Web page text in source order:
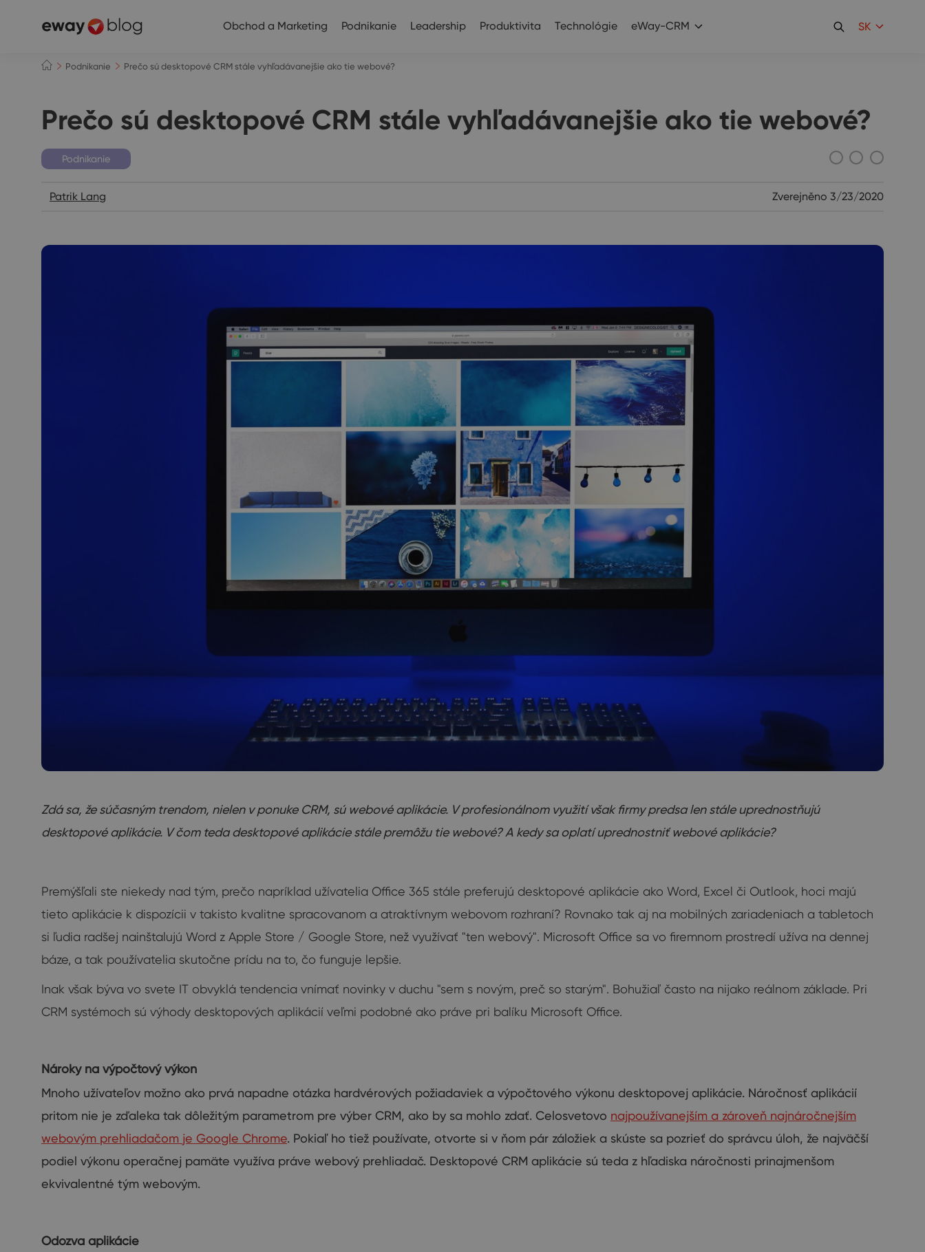
Obchod a Marketing Podnikanie Leadership Produktivita Technológie eWay-CRM SK
Podnikanie Prečo sú desktopové CRM stále vyhľadávanejšie ako tie webové?
Prečo sú desktopové CRM stále vyhľadávanejšie ako tie webové?
Podnikanie
Patrik Lang Zverejněno 3/23/2020
Zdá sa, že súčasným trendom, nielen v ponuke CRM, sú webové aplikácie. V profesionálnom využití však firmy predsa len stále uprednostňujú
desktopové aplikácie. V čom teda desktopové aplikácie stále premôžu tie webové? A kedy sa oplatí uprednostniť webové aplikácie?
Premýšľali ste niekedy nad tým, prečo napríklad užívatelia Office 365 stále preferujú desktopové aplikácie ako Word, Excel či Outlook, hoci majú
tieto aplikácie k dispozícii v takisto kvalitne spracovanom a atraktívnym webovom rozhraní? Rovnako tak aj na mobilných zariadeniach a tabletoch
si ľudia radšej nainštalujú Word z Apple Store / Google Store, než využívať "ten webový". Microsoft Office sa vo firemnom prostredí užíva na dennej
báze, a tak používatelia skutočne prídu na to, čo funguje lepšie.
Inak však býva vo svete IT obvyklá tendencia vnímať novinky v duchu "sem s novým, preč so starým". Bohužiaľ často na nijako reálnom základe. Pri
CRM systémoch sú výhody desktopových aplikácií veľmi podobné ako práve pri balíku Microsoft Office.
Nároky na výpočtový výkon
Mnoho užívateľov možno ako prvá napadne otázka hardvérových požiadaviek a výpočtového výkonu desktopovej aplikácie. Náročnosť aplikácií
pritom nie je zďaleka tak dôležitým parametrom pre výber CRM, ako by sa mohlo zdať. Celosvetovo najpoužívanejším a zároveň najnáročnejším
webovým prehliadačom je Google Chrome. Pokiaľ ho tiež používate, otvorte si v ňom pár záložiek a skúste sa pozrieť do správcu úloh, že najväčší
podiel výkonu operačnej pamäte využíva práve webový prehliadač. Desktopové CRM aplikácie sú teda z hľadiska náročnosti prinajmenšom
ekvivalentné tým webovým.
Odozva aplikácie